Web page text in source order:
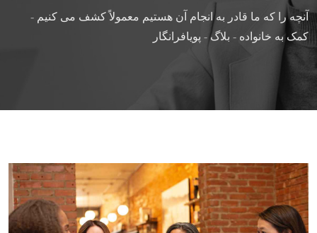
آنچه را که ما قادر به انجام آن هستیم معمولاً کشف می کنیم -
کمک به خانواده - بلاگ - پویافرانگار